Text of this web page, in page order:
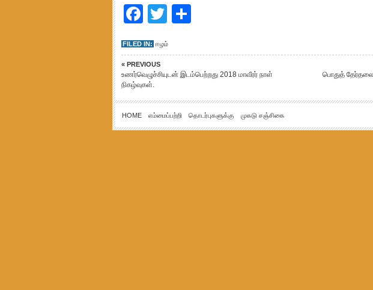
Facebook
Twitter
FILED IN: ஈழம்
« PREVIOUS
உணர்வெழுச்சியுடன் இடம்பெற்றது 2018 மாவீரர் நாள்
நிகழ்வுகள்.
பொதுத் தேர்தலை
HOME எம்மைப்பற்றி தொடர்புகளுக்கு முகடு சஞ்சிகை